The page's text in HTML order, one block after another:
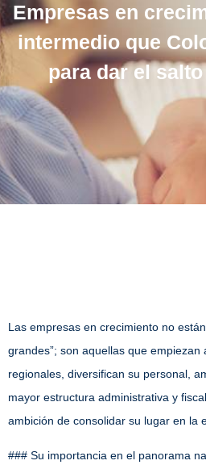
Empresas en
intermedio que
para dar el
Las empresas en crecimiento no
grandes”; son aquellas que
regionales, diversifican su personal,
mayor estructura administrativa y
ambición de consolidar su lugar en la
### Su importancia en el panorama